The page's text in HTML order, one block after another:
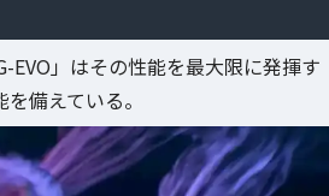
EVO」はその性能を最大限に発揮す
備えている。